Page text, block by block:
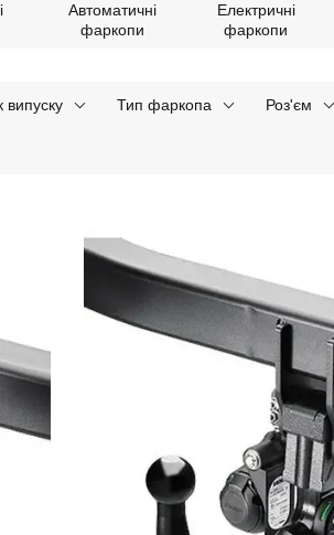
Автоматичні
фаркопи
Електричні
фаркопи
випуску Тип фаркопа Роз'єм